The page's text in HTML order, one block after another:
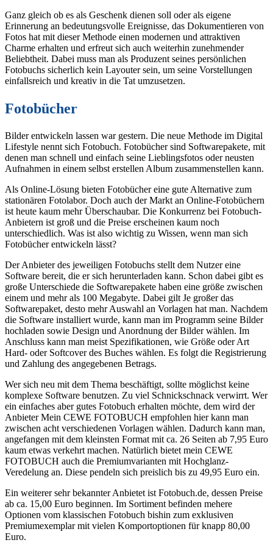
Ganz gleich ob es als Geschenk dienen soll oder als eigene
Erinnerung an bedeutungsvolle Ereignisse, das Dokumentieren von
Fotos hat mit dieser Methode einen modernen und attraktiven
Charme erhalten und erfreut sich auch weiterhin zunehmender
Beliebtheit. Dabei muss man als Produzent seines persönlichen
Fotobuchs sicherlich kein Layouter sein, um seine Vorstellungen
einfallsreich und kreativ in die Tat umzusetzen.
Fotobücher
Bilder entwickeln lassen war gestern. Die neue Methode im Digital
Lifestyle nennt sich Fotobuch. Fotobücher sind Softwarepakete, mit
denen man schnell und einfach seine Lieblingsfotos oder neusten
Aufnahmen in einem selbst erstellen Album zusammenstellen kann.
Als Online-Lösung bieten Fotobücher eine gute Alternative zum
stationären Fotolabor. Doch auch der Markt an Online-Fotobüchern
ist heute kaum mehr Überschaubar. Die Konkurrenz bei Fotobuch-
Anbietern ist groß und die Preise erscheinen kaum noch
unterschiedlich. Was ist also wichtig zu Wissen, wenn man sich
Fotobücher entwickeln lässt?
Der Anbieter des jeweiligen Fotobuchs stellt dem Nutzer eine
Software bereit, die er sich herunterladen kann. Schon dabei gibt es
große Unterschiede die Softwarepakete haben eine größe zwischen
einem und mehr als 100 Megabyte. Dabei gilt Je großer das
Softwarepaket, desto mehr Auswahl an Vorlagen hat man. Nachdem
die Software installiert wurde, kann man im Programm seine Bilder
hochladen sowie Design und Anordnung der Bilder wählen. Im
Anschluss kann man meist Spezifikationen, wie Größe oder Art
Hard- oder Softcover des Buches wählen. Es folgt die Registrierung
und Zahlung des angegebenen Betrags.
Wer sich neu mit dem Thema beschäftigt, sollte möglichst keine
komplexe Software benutzen. Zu viel Schnickschnack verwirrt. Wer
ein einfaches aber gutes Fotobuch erhalten möchte, dem wird der
Anbieter Mein CEWE FOTOBUCH empfohlen hier kann man
zwischen acht verschiedenen Vorlagen wählen. Dadurch kann man,
angefangen mit dem kleinsten Format mit ca. 26 Seiten ab 7,95 Euro
kaum etwas verkehrt machen. Natürlich bietet mein CEWE
FOTOBUCH auch die Premiumvarianten mit Hochglanz-
Veredelung an. Diese pendeln sich preislich bis zu 49,95 Euro ein.
Ein weiterer sehr bekannter Anbietet ist Fotobuch.de, dessen Preise
ab ca. 15,00 Euro beginnen. Im Sortiment befinden mehere
Optionen vom klassischen Fotobuch bishin zum exklusiven
Premiumexemplar mit vielen Komportoptionen für knapp 80,00
Euro.